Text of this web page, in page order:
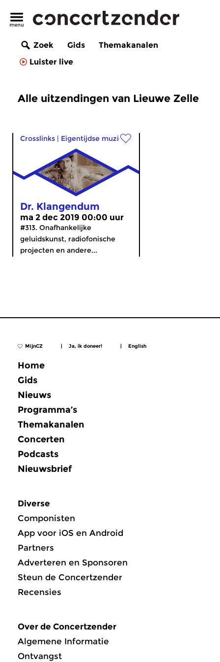
Zoek Gids
Themakanalen
Luister live
Alle uitzendingen van Lieuwe Zelle
Crosslinks | Eigentijdse muziek
Dr. Klangendum
ma 2 dec 2019 00:00 uur
#313. Onafhankelijke
geluidskunst, radiofonische
projecten en andere...
MijnCZ | Ja, ik doneer! | English
Home
Gids
Nieuws
Programma’s
Themakanalen
Concerten
Podcasts
Nieuwsbrief
Diverse
Componisten
App voor iOS en Android
Partners
Adverteren en Sponsoren
Steun de Concertzender
Recensies
Over de Concertzender
Algemene Informatie
Ontvangst